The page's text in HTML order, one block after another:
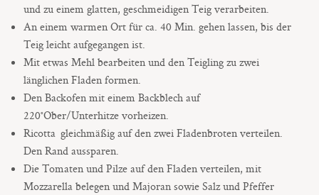
und zu einem glatten, geschmeidigen Teig verarbeiten.
An einem warmen Ort für ca. 40 Min. gehen lassen, bis der
Teig leicht aufgegangen ist.
Mit etwas Mehl bearbeiten und den Teigling zu zwei
länglichen Fladen formen.
Den Backofen mit einem Backblech auf
220°Ober/Unterhitze vorheizen.
Ricotta gleichmäßig auf den zwei Fladenbroten verteilen.
Den Rand aussparen.
Die Tomaten und Pilze auf den Fladen verteilen, mit
Mozzarella belegen und Majoran sowie Salz und Pfeffer